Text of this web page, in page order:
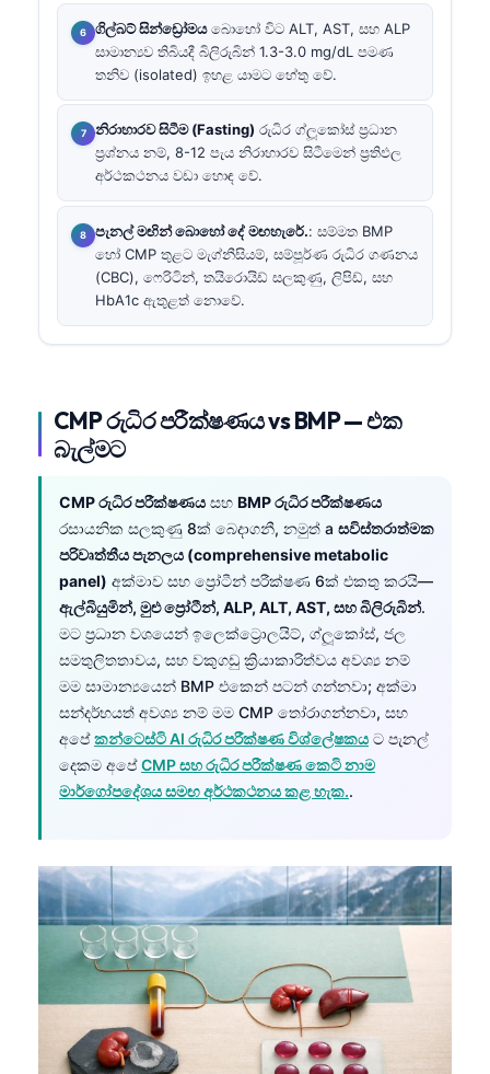
ගිල්බට් සින්ඩ්‍රෝමයබොහෝ විට ALT, AST, සහ ALP
සාමාන්‍යව තිබියදී බිලිරුබින් 1.3-3.0 mg/dL පමණ
තනිව (isolated) ඉහළ යාමට හේතු වේ.
නිරාහාරව සිටීම (Fasting) රුධිර ග්ලූකෝස් ප්‍රධාන
ප්‍රශ්නය නම්, 8-12 පැය නිරාහාරව සිටීමෙන් ප්‍රතිඵල
අර්ථකථනය වඩා හොඳ වේ.
පැනල් මඟින් බොහෝ දේ මඟහැරේ.: සම්මත BMP
හෝ CMP තුළට මැග්නීසියම්, සම්පූර්ණ රුධිර ගණනය
(CBC), ෆෙරිටින්, තයිරොයිඩ් සලකුණු, ලිපිඩ්, සහ
HbA1c ඇතුළත් නොවේ.
CMP රුධිර පරීක්ෂණය vs BMP — එක
බැල්මට
CMP රුධිර පරීක්ෂණය සහ BMP රුධිර පරීක්ෂණය
රසායනික සලකුණු 8ක් බෙදාගනී, නමුත් a සවිස්තරාත්මක
පරිවෘත්තීය පැනලය (comprehensive metabolic
panel) අක්මාව සහ ප්‍රෝටීන් පරීක්ෂණ 6ක් එකතු කරයි—
ඇල්බියුමින්, මුළු ප්‍රෝටීන්, ALP, ALT, AST, සහ බිලිරුබින්.
මට ප්‍රධාන වශයෙන් ඉලෙක්ට්‍රොලයිට්, ග්ලූකෝස්, ජල
සමතුලිතතාවය, සහ වකුගඩු ක්‍රියාකාරිත්වය අවශ්‍ය නම්
මම සාමාන්‍යයෙන් BMP එකෙන් පටන් ගන්නවා; අක්මා
සන්දර්භයත් අවශ්‍ය නම් මම CMP තෝරාගන්නවා, සහ
අපේකන්ටෙස්ටි AI රුධිර පරීක්ෂණ විශ්ලේෂකය ට පැනල්
දෙකම අපේCMP සහ රුධිර පරීක්ෂණ කෙටි නාම
මාර්ගෝපදේශය සමඟ අර්ථකථනය කළ හැක..